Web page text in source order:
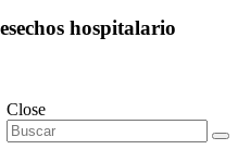
hospitalario
Close